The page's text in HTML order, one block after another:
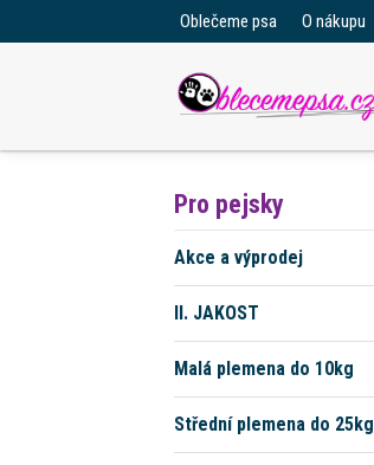
Oblečeme psa O nákupu
Pro pejsky
Akce a výprodej
II. JAKOST
Malá plemena do 10kg
Střední plemena do 25kg